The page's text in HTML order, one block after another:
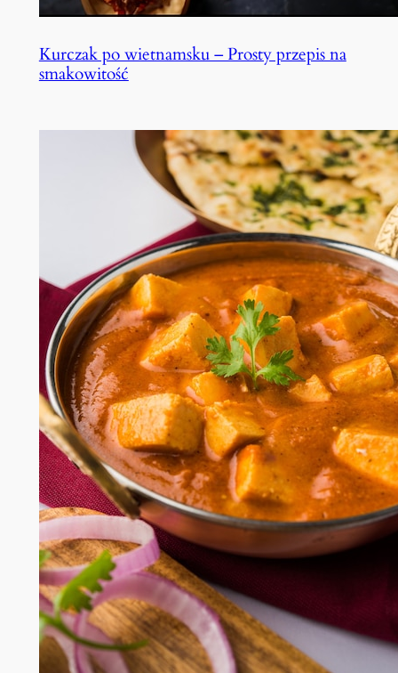
Kurczak po wietnamsku – Prosty przepis na
smakowitość